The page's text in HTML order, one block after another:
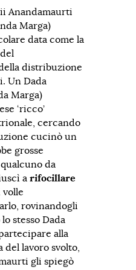
Anandamaurti
Marga)
data come la
distribuzione
Un Dada
Marga)
‘ricco’
cercando
cucinò un
grosse
da
a rifocillare
volle
rovinandogli
stesso Dada
alla
lavoro svolto,
gli spiegò